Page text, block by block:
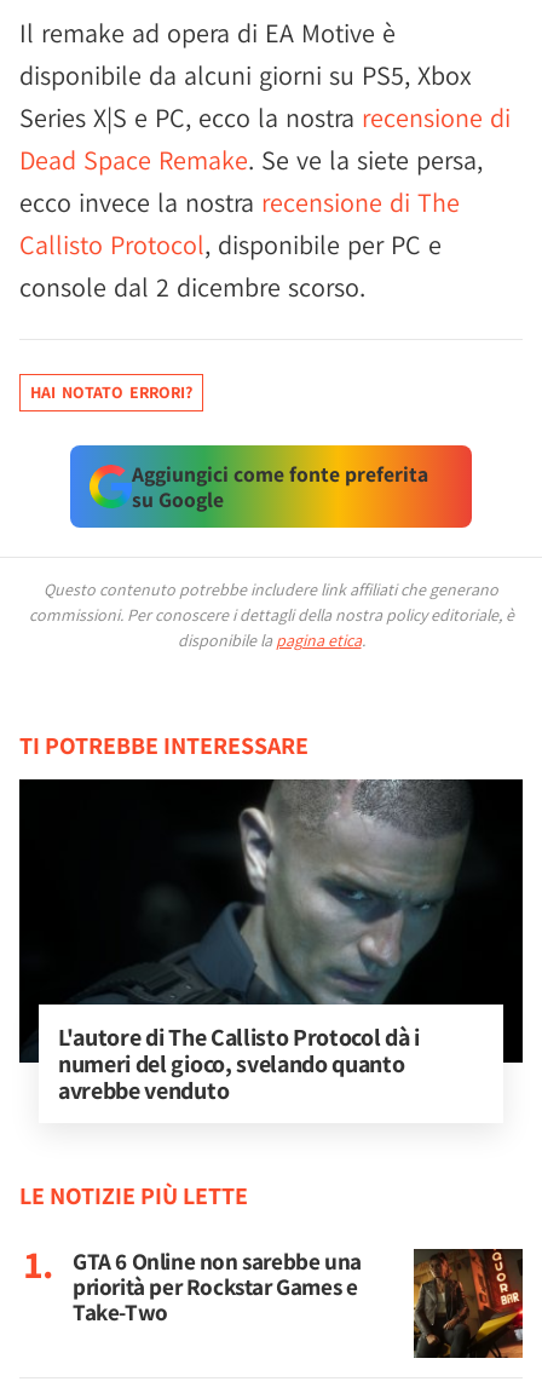
Il remake ad opera di EA Motive è
disponibile da alcuni giorni su PS5, Xbox
Series X|S e PC, ecco la nostra recensione di
Dead Space Remake. Se ve la siete persa,
ecco invece la nostra recensione di The
Callisto Protocol, disponibile per PC e
console dal 2 dicembre scorso.
HAI NOTATO ERRORI?
Aggiungici come fonte preferita
su Google
Questo contenuto potrebbe includere link affiliati che generano
commissioni. Per conoscere i dettagli della nostra policy editoriale, è
disponibile la pagina etica.
TI POTREBBE INTERESSARE
L'autore di The Callisto Protocol dà i
numeri del gioco, svelando quanto
avrebbe venduto
LE NOTIZIE PIÙ LETTE
GTA 6 Online non sarebbe una
priorità per Rockstar Games e
Take-Two